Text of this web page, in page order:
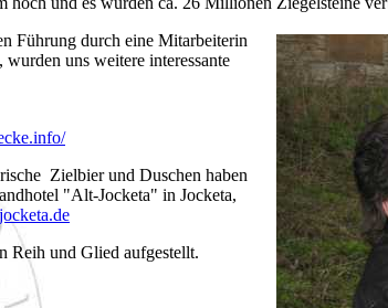
Führung durch eine Mitarbeiterin
uns weitere interessante
Zielbier und Duschen haben
"Alt-Jocketa" in Jocketa,
Reih und Glied aufgestellt.